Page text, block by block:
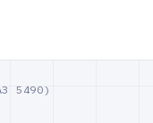
5490)